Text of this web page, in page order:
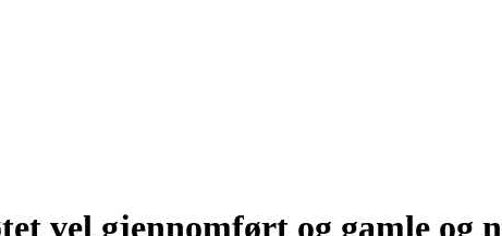
vel gjennomført og gamle og